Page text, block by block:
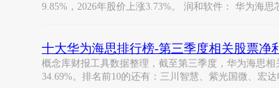
9.85%，2026年股价上涨3.73%。 润和软件： 华为海思
十大华为海思排行榜-第三季度相关股票净
概念库财报工具数据整理，截至第三季度，华为海思
34.69%。排名前10的还有：三川智慧、紫光国微、宏